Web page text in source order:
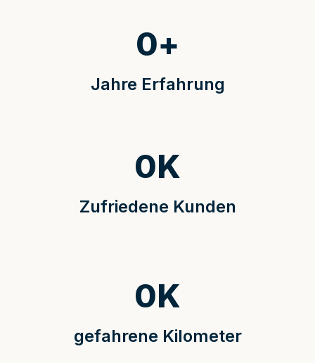
Jahre Erfahrung
0+
Zufriedene Kunden
0K
gefahrene Kilometer
0K